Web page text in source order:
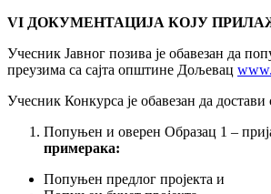
VI ДОКУМЕНТАЦИЈА КОЈУ
Учесник Јавног позива је обавезан да
преузима са сајта општине Дољевац
Учесник Конкурса је обавезан да
Попуњен и оверен Образац 1 –
примерака:
Попуњен предлог пројекта и